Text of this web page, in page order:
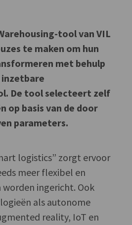
tool van VIL
te maken om hun
met behulp
inzetbare
De tool selecteert zelf
op basis van de door
parameters.
logistics” zorgt ervoor
meer flexibel en
ingericht. Ook
als autonome
reality, IoT en